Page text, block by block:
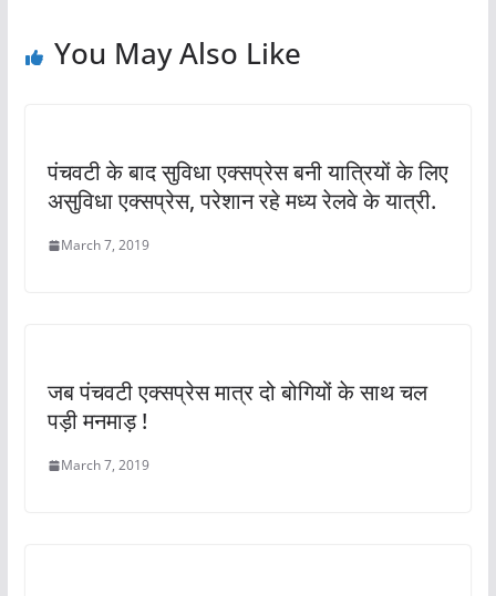
You May Also Like
पंचवटी के बाद सुविधा एक्सप्रेस बनी यात्रियों के लिए
असुविधा एक्सप्रेस, परेशान रहे मध्य रेलवे के यात्री.
March 7, 2019
जब पंचवटी एक्सप्रेस मात्र दो बोगियों के साथ चल
पड़ी मनमाड़ !
March 7, 2019